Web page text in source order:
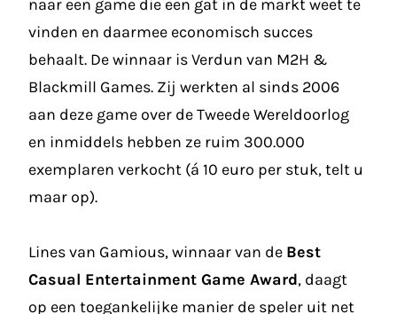
naar een game die een gat in de markt weet te
vinden en daarmee economisch succes
behaalt. De winnaar is Verdun van M2H &
Blackmill Games. Zij werkten al sinds 2006
aan deze game over de Tweede Wereldoorlog
en inmiddels hebben ze ruim 300.000
exemplaren verkocht (á 10 euro per stuk, telt u
maar op).
Lines van Gamious, winnaar van de Best
Casual Entertainment Game Award, daagt
op een toegankelijke manier de speler uit net